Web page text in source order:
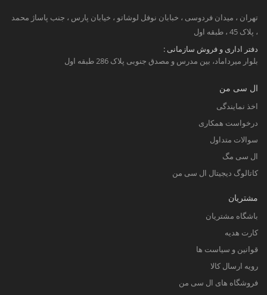
تهران ، میدان فردوسی ، خبابان نوفل لوشاتو ، خیابان پارس ، جنب پاساژ محمد
، پلاک 45 ، طبقه اول
دفتر اداری و فروش سازمانی :
بلوار میرداماد، بین مدرس و مصدق جنوبی پلاک 286 طبقه اول
ال سی من
اخذ نمایندگی
درخواست همکاری
سوالات متداول
ال سی مگ
کاتالوگ دیجیتال ال سی من
مشتریان
باشگاه مشتریان
کارت هدیه
قوانین و سیاست ها
رویه ارسال کالا
فروشگاه های ال سی من